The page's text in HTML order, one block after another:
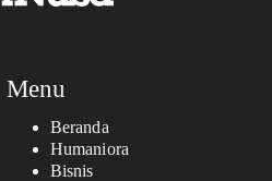
Menu
Beranda
Humaniora
Bisnis